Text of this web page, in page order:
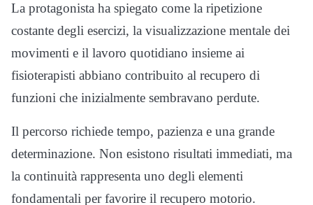
La protagonista ha spiegato come la ripetizione
costante degli esercizi, la visualizzazione mentale dei
movimenti e il lavoro quotidiano insieme ai
fisioterapisti abbiano contribuito al recupero di
funzioni che inizialmente sembravano perdute.
Il percorso richiede tempo, pazienza e una grande
determinazione. Non esistono risultati immediati, ma
la continuità rappresenta uno degli elementi
fondamentali per favorire il recupero motorio.